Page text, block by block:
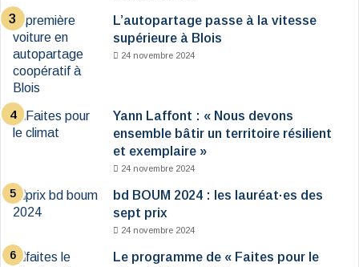
L’autopartage passe à la vitesse
supérieure à Blois
24 novembre 2024
Yann Laffont : « Nous devons
ensemble bâtir un territoire résilient
et exemplaire »
24 novembre 2024
bd BOUM 2024 : les lauréat·es des
sept prix
24 novembre 2024
Le programme de « Faites pour le